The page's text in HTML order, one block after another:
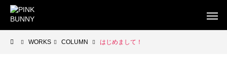
WORKS COLUMN はじめまして！